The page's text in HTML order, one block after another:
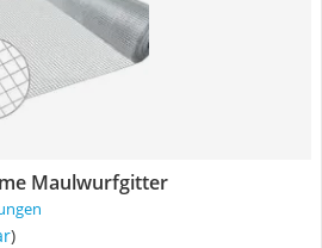
Maulwurfgitter
)